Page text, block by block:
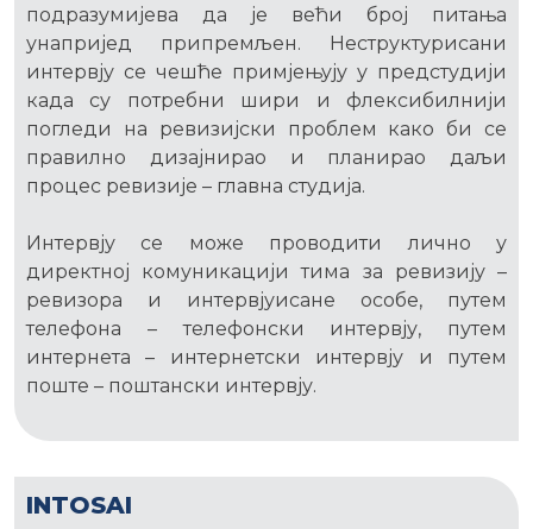
подразумијева да је већи број питања
унапријед припремљен. Неструктурисани
интервју се чешће примјењују у предстудији
када су потребни шири и флексибилнији
погледи на ревизијски проблем како би се
правилно дизајнирао и планирао даљи
процес ревизије – главна студија.
Интервју се може проводити лично у
директној комуникацији тима за ревизију –
ревизора и интервјуисане особе, путем
телефона – телефонски интервју, путем
интернета – интернетски интервју и путем
поште – поштански интервју.
INTOSAI